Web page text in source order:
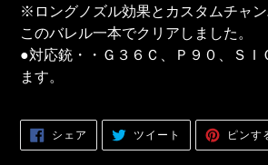
す
る
※ロングノズル効果とカスタムチャ
このバレル一本でクリアしました。
●対応銃・・Ｇ３６Ｃ、Ｐ９０、ＳＩ
ます。
シェア FACEBOOK
シ
ツイート TWITTER
投
ピンす